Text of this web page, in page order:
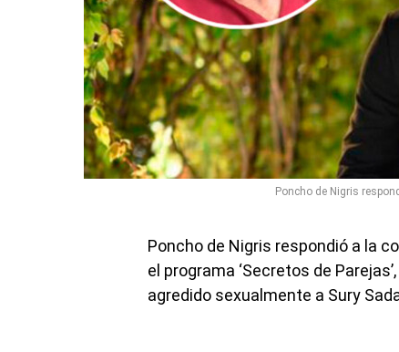
Poncho de Nigris
Poncho de Nigris respondió a la
el programa ‘Secretos de
agredido sexualmente a Sury